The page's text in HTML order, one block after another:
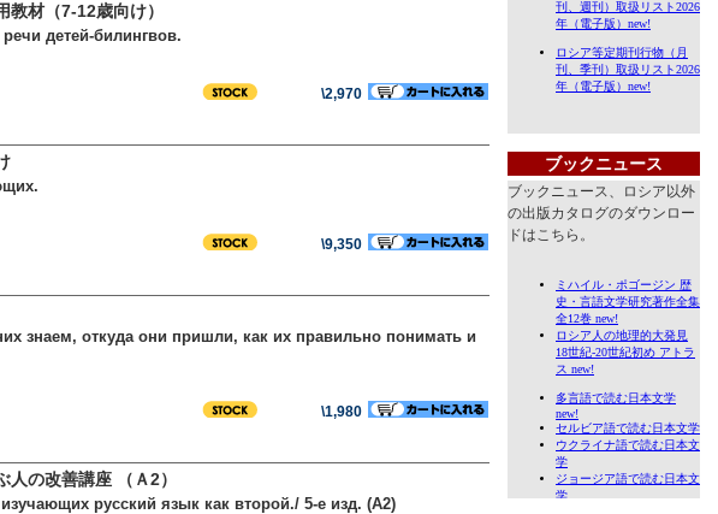
教材（7-12歳向け）
детей-билингвов.
\2,970
\9,350
знаем, откуда они пришли, как их правильно понимать и
\1,980
の改善講座 （Ａ2）
русский язык как второй./ 5-е изд. (A2)
ブックニュース
ブックニュース、ロシア以外
の出版カタログのダウンロー
ドはこちら。